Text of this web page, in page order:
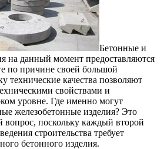
Бетонные и
на данный момент предоставляются
по причине своей большой
технические качества позволяют
свойствами и
уровне. Где именно могут
железобетонные изделия? Это
вопрос, поскольку каждый второй
строительства требует
бетонного изделия.